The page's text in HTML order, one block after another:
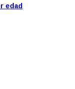
edad